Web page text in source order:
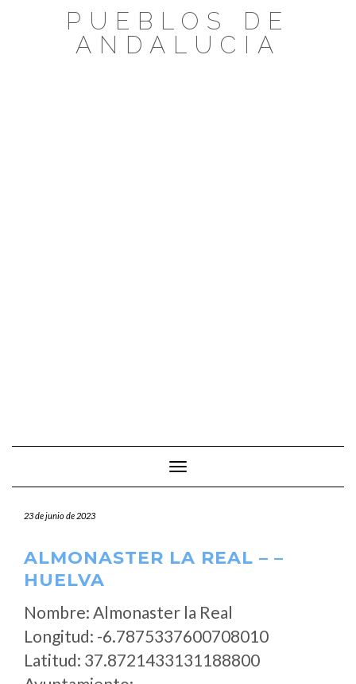
PUEBLOS DE
ANDALUCIA
Cambiar modo de navegación
23 de junio de 2023
ALMONASTER LA REAL – –
HUELVA
Nombre: Almonaster la Real
Longitud: -6.7875337600708010
Latitud: 37.8721433131188800